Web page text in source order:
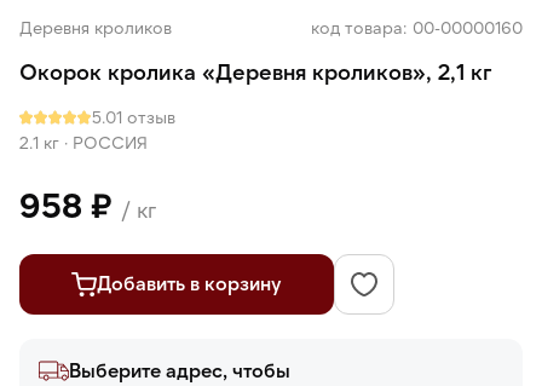
Деревня кроликов код товара: 00-00000160
Окорок кролика «Деревня кроликов», 2,1 кг
5.01 отзыв
2.1 кг · РОССИЯ
958 ₽ / кг
Добавить в корзину
Выберите адрес, чтобы